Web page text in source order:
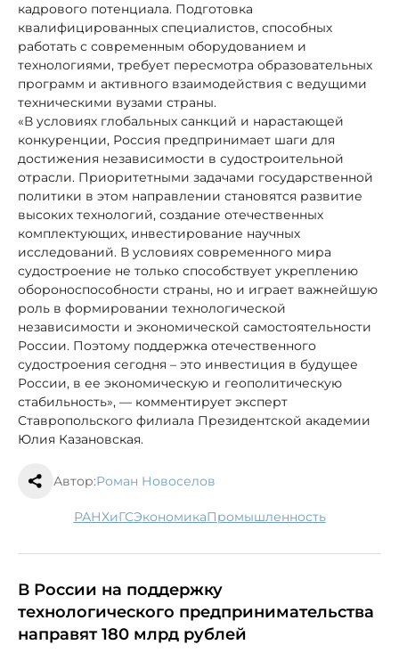
кадрового потенциала. Подготовка
квалифицированных специалистов, способных
работать с современным оборудованием и
технологиями, требует пересмотра образовательных
программ и активного взаимодействия с ведущими
техническими вузами страны.
«В условиях глобальных санкций и нарастающей
конкуренции, Россия предпринимает шаги для
достижения независимости в судостроительной
отрасли. Приоритетными задачами государственной
политики в этом направлении становятся развитие
высоких технологий, создание отечественных
комплектующих, инвестирование научных
исследований. В условиях современного мира
судостроение не только способствует укреплению
обороноспособности страны, но и играет важнейшую
роль в формировании технологической
независимости и экономической самостоятельности
России. Поэтому поддержка отечественного
судостроения сегодня – это инвестиция в будущее
России, в ее экономическую и геополитическую
стабильность», — комментирует эксперт
Ставропольского филиала Президентской академии
Юлия Казановская.
Автор:Роман Новоселов
РАНХиГС экономика промышленность
В России на поддержку
технологического предпринимательства
направят 180 млрд рублей